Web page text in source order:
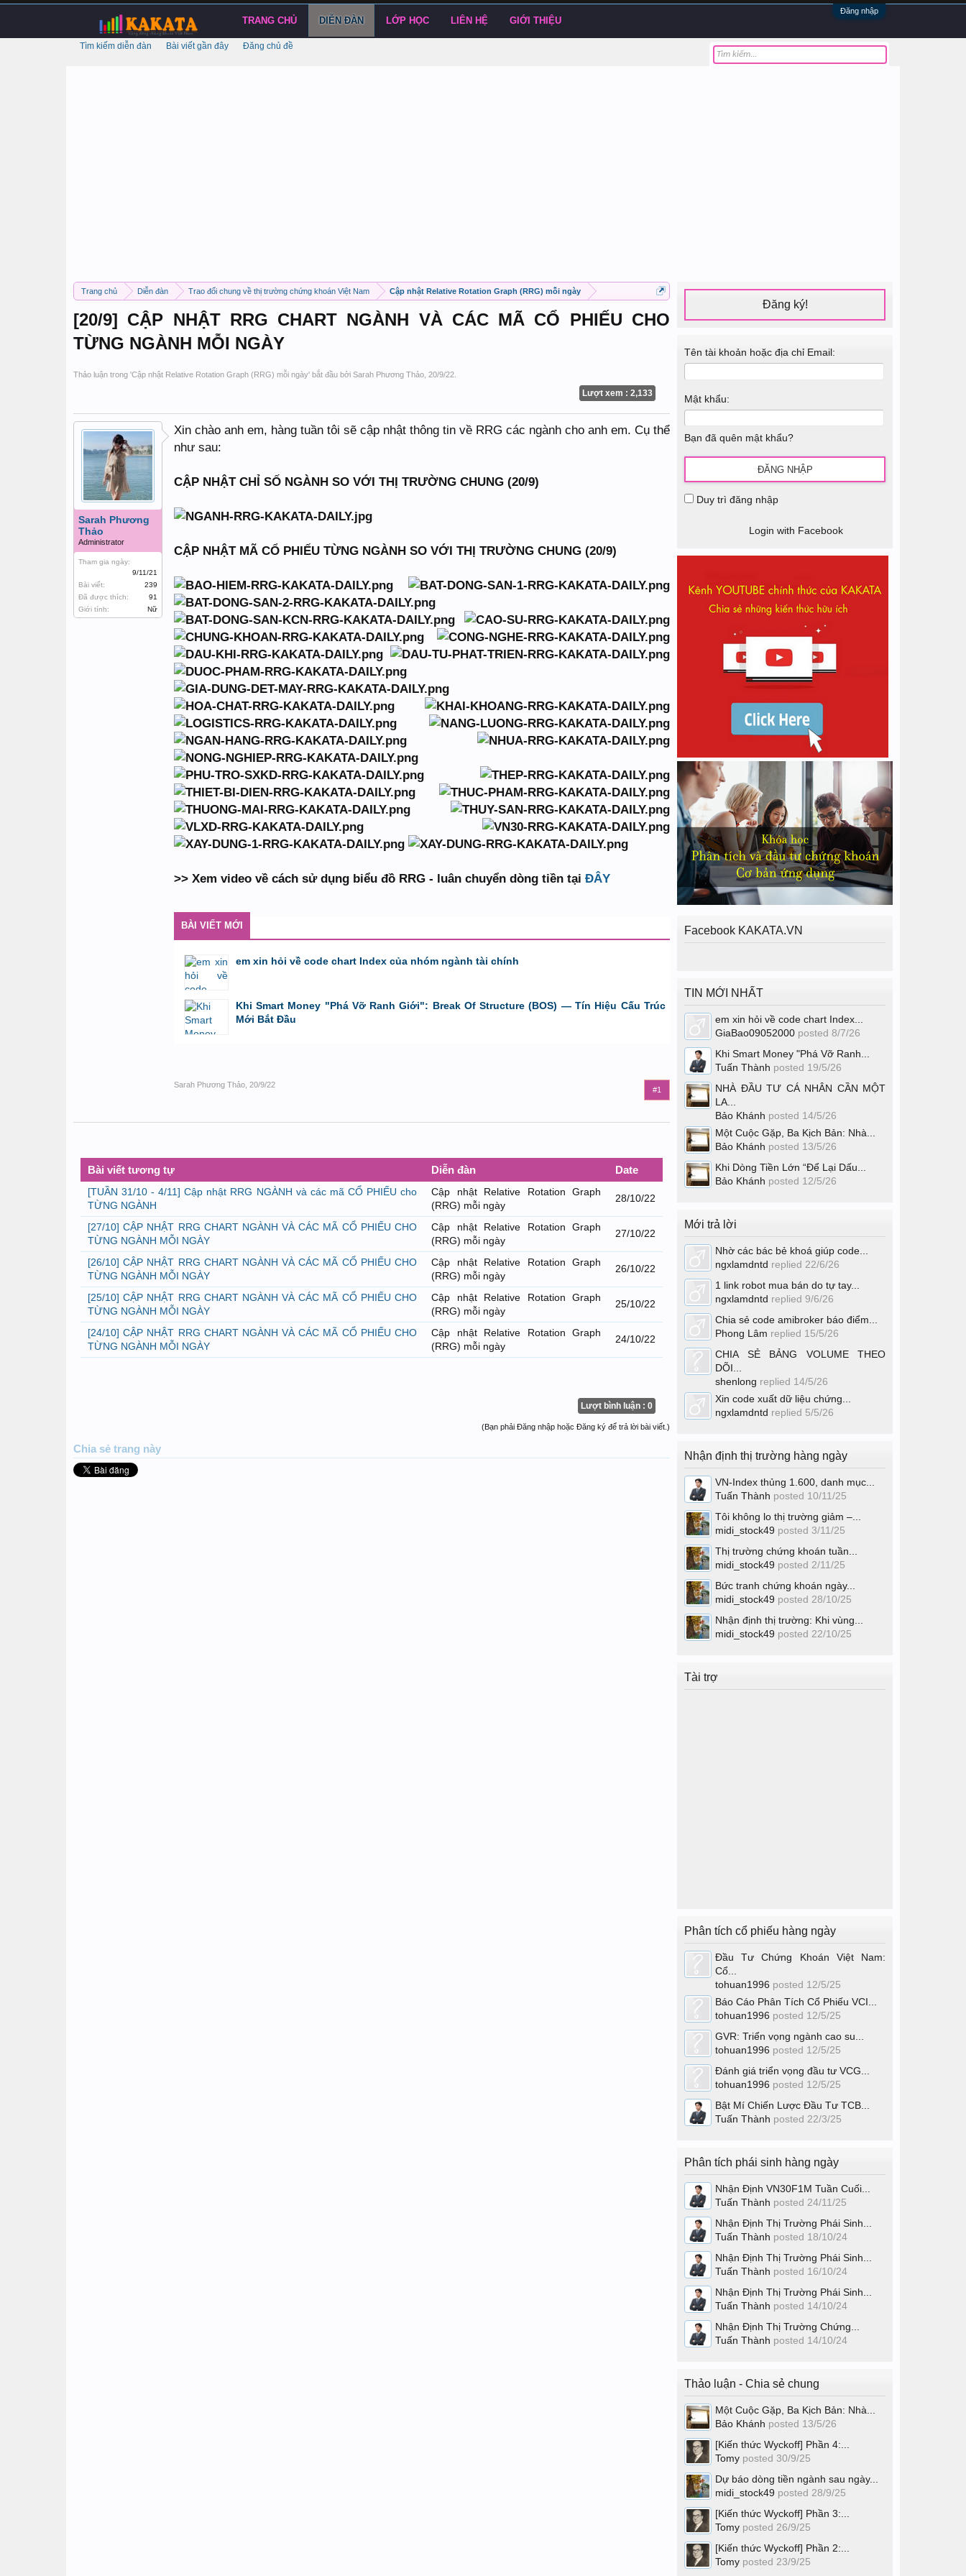
Đăng nhập
Trang chủ Diễn đàn Trao đổi chung về thị trường chứng khoán Việt Nam Cập nhật Relative Rotation Graph (RRG) mỗi ngày
[20/9] CẬP NHẬT RRG CHART NGÀNH VÀ CÁC MÃ CỔ PHIẾU CHO
TỪNG NGÀNH MỖI NGÀY
Thảo luận trong 'Cập nhật Relative Rotation Graph (RRG) mỗi ngày' bắt đầu bởi Sarah Phương Thảo 20/9/22
Lượt xem : 2,133
Sarah Phương
Thảo
Administrator
Tham gia ngày:
9/11/21
Bài viết:
239
Đã được thích:
91
Giới tính:
Nữ
Xin chào anh em, hàng tuần tôi sẽ cập nhật thông tin về RRG các ngành cho anh em. Cụ thể
như sau:
CẬP NHẬT CHỈ SỐ NGÀNH SO VỚI THỊ TRƯỜNG CHUNG (20/9)
CẬP NHẬT MÃ CỔ PHIẾU TỪNG NGÀNH SO VỚI THỊ TRƯỜNG CHUNG (20/9)
>> Xem video về cách sử dụng biểu đồ RRG - luân chuyển dòng tiền tại ĐÂY
BÀI VIẾT MỚI
em xin hỏi về code chart Index của nhóm ngành tài chính
bởi GiaBao09052000 ,8/7/26 lúc 10:21
Khi Smart Money "Phá Vỡ Ranh Giới": Break Of Structure (BOS) — Tín Hiệu Cấu Trúc
Mới Bắt Đầu
Sarah Phương Thảo 20/9/22
#1
Bài viết tương tự Diễn đàn Date
[TUẦN 31/10 - 4/11] Cập nhật RRG NGÀNH và các mã CỔ PHIẾU cho
TỪNG NGÀNH
Cập nhật Relative Rotation Graph
(RRG) mỗi ngày
28/10/22
[27/10] CẬP NHẬT RRG CHART NGÀNH VÀ CÁC MÃ CỔ PHIẾU CHO
TỪNG NGÀNH MỖI NGÀY
Cập nhật Relative Rotation Graph
(RRG) mỗi ngày
27/10/22
[26/10] CẬP NHẬT RRG CHART NGÀNH VÀ CÁC MÃ CỔ PHIẾU CHO
TỪNG NGÀNH MỖI NGÀY
Cập nhật Relative Rotation Graph
(RRG) mỗi ngày
26/10/22
[25/10] CẬP NHẬT RRG CHART NGÀNH VÀ CÁC MÃ CỔ PHIẾU CHO
TỪNG NGÀNH MỖI NGÀY
Cập nhật Relative Rotation Graph
(RRG) mỗi ngày
25/10/22
[24/10] CẬP NHẬT RRG CHART NGÀNH VÀ CÁC MÃ CỔ PHIẾU CHO
TỪNG NGÀNH MỖI NGÀY
Cập nhật Relative Rotation Graph
(RRG) mỗi ngày
24/10/22
Lượt bình luận : 0
(Bạn phải Đăng nhập hoặc Đăng ký để trả lời bài viết.)
Chia sẻ trang này
Đăng ký!
Tên tài khoản hoặc địa chỉ Email:
Mật khẩu:
Bạn đã quên mật khẩu?
Duy trì đăng nhập
Login with Facebook
Facebook KAKATA.VN
TIN MỚI NHẤT
em xin hỏi về code chart Index...
GiaBao09052000 posted 8/7/26
Khi Smart Money "Phá Vỡ Ranh...
Tuấn Thành posted 19/5/26
NHÀ ĐẦU TƯ CÁ NHÂN CẦN MỘT
LA...
Bảo Khánh posted 14/5/26
Một Cuộc Gặp, Ba Kịch Bản: Nhà...
Bảo Khánh posted 13/5/26
Khi Dòng Tiền Lớn “Để Lại Dấu...
Bảo Khánh posted 12/5/26
Mới trả lời
Nhờ các bác bẻ khoá giúp code...
ngxlamdntd replied 22/6/26
1 link robot mua bán do tự tay...
ngxlamdntd replied 9/6/26
Chia sẻ code amibroker báo điểm...
Phong Lâm replied 15/5/26
CHIA SẺ BẢNG VOLUME THEO
DÕI...
shenlong replied 14/5/26
Xin code xuất dữ liệu chứng...
ngxlamdntd replied 5/5/26
Nhận định thị trường hàng ngày
VN-Index thủng 1.600, danh mục...
Tuấn Thành posted 10/11/25
Tôi không lo thị trường giảm –...
midi_stock49 posted 3/11/25
Thị trường chứng khoán tuần...
midi_stock49 posted 2/11/25
Bức tranh chứng khoán ngày...
midi_stock49 posted 28/10/25
Nhận định thị trường: Khi vùng...
midi_stock49 posted 22/10/25
Tài trợ
Phân tích cổ phiếu hàng ngày
Đầu Tư Chứng Khoán Việt Nam:
Cổ...
tohuan1996 posted 12/5/25
Báo Cáo Phân Tích Cổ Phiếu VCI...
tohuan1996 posted 12/5/25
GVR: Triển vọng ngành cao su...
tohuan1996 posted 12/5/25
Đánh giá triển vọng đầu tư VCG...
tohuan1996 posted 12/5/25
Bật Mí Chiến Lược Đầu Tư TCB...
Tuấn Thành posted 22/3/25
Phân tích phái sinh hàng ngày
Nhận Định VN30F1M Tuần Cuối...
Tuấn Thành posted 24/11/25
Nhận Định Thị Trường Phái Sinh...
Tuấn Thành posted 18/10/24
Nhận Định Thị Trường Phái Sinh...
Tuấn Thành posted 16/10/24
Nhận Định Thị Trường Phái Sinh...
Tuấn Thành posted 14/10/24
Nhận Định Thị Trường Chứng...
Tuấn Thành posted 14/10/24
Thảo luận - Chia sẻ chung
Một Cuộc Gặp, Ba Kịch Bản: Nhà...
Bảo Khánh posted 13/5/26
[Kiến thức Wyckoff] Phần 4:...
Tomy posted 30/9/25
Dự báo dòng tiền ngành sau ngày...
midi_stock49 posted 28/9/25
[Kiến thức Wyckoff] Phần 3:...
Tomy posted 26/9/25
[Kiến thức Wyckoff] Phần 2:...
Tomy posted 23/9/25
TRANG CHỦ DIỄN ĐÀN
Tìm kiếm diễn đàn Bài viết gần đây Đăng chủ đề
LỚP HỌC LIÊN HỆ GIỚI THIỆU